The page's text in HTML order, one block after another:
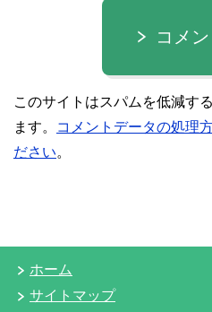
コメ
このサイトはスパムを低減す
ます。
コメントデータの処理
ださい。
ホーム
サイトマップ